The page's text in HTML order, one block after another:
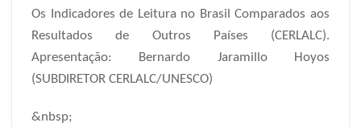
Os Indicadores de Leitura no Brasil Comparados aos
Resultados de Outros Países (CERLALC).
Apresentação: Bernardo Jaramillo Hoyos
(SUBDIRETOR CERLALC/UNESCO)
&nbsp;